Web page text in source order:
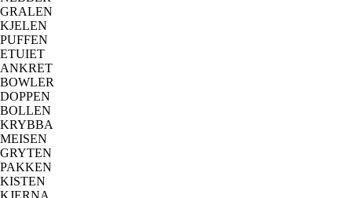
GRALEN
KJELEN
PUFFEN
ETUIET
ANKRET
BOWLER
DOPPEN
BOLLEN
KRYBBA
MEISEN
GRYTEN
PAKKEN
KISTEN
KJERNA